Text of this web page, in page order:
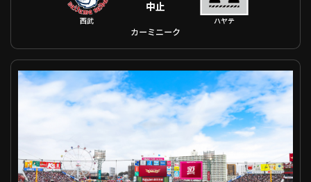
西武
中止
ハヤテ
カーミニーク
ファーム 東北楽天 VS オリックス